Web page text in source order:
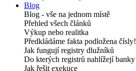
Blog
Blog - vše na jednom místě
Přehled všech článků
Výkup nebo realitka
Předkládáme fakta podložena čísly!
Jak fungují registry dlužníků
Do kterých registrů nahlížejí banky
Jak řešit exekuce